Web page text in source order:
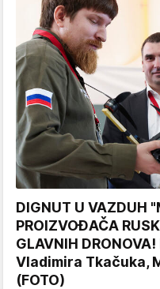
DIGNUT U VAZDUH
PROIZVOĐAČA
GLAVNIH
Vladimira Tkačuka,
(FOTO)